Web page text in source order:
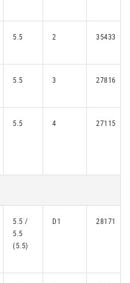
5.5 2 35433
5.5 3 27816
5.5 4 27115
5.5 /
5.5
(5.5)
D1 28171